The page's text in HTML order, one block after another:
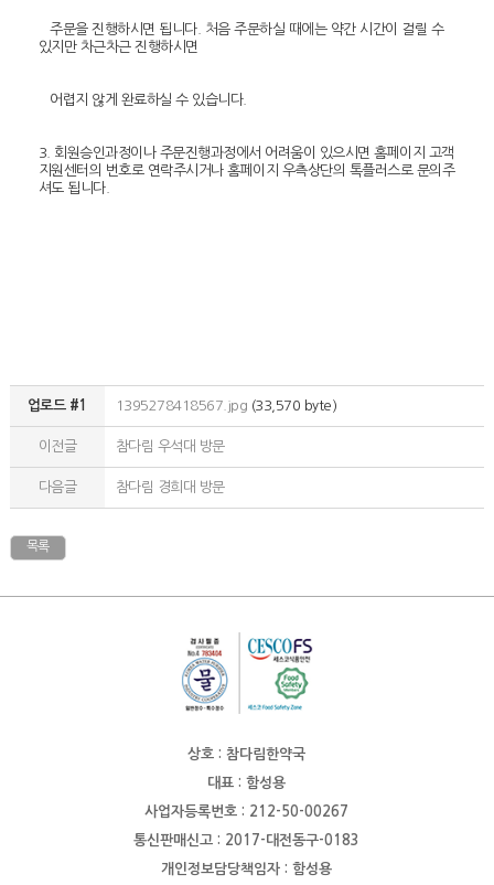
주문을 진행하시면 됩니다. 처음 주문하실 때에는 약간 시간이 걸릴 수
있지만 차근차근 진행하시면
어렵지 않게 완료하실 수 있습니다.
3. 회원승인과정이나 주문진행과정에서 어려움이 있으시면 홈페이지 고객
지원센터의 번호로 연락주시거나 홈페이지 우측상단의 톡플러스로 문의주
셔도 됩니다.
업로드 #1 1395278418567.jpg (33,570 byte)
이전글 참다림 우석대 방문
다음글 참다림 경희대 방문
목록
상호 : 참다림한약국
대표 : 함성용
사업자등록번호 : 212-50-00267
통신판매신고 : 2017-대전동구-0183
개인정보담당책임자 : 함성용